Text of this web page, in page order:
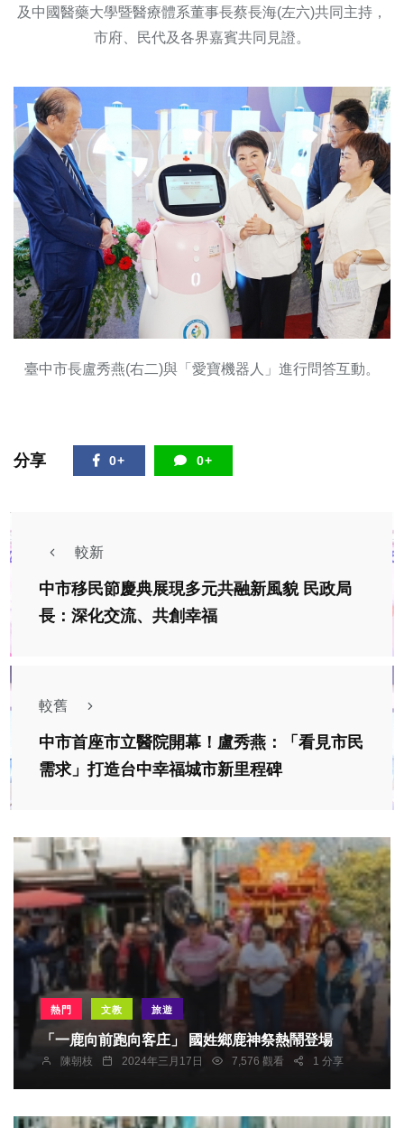
及中國醫藥大學暨醫療體系董事長蔡長海(左六)共同主持，
市府、民代及各界嘉賓共同見證。
臺中市長盧秀燕(右二)與「愛寶機器人」進行問答互動。
分享 0+ 0+
較新
中市移民節慶典展現多元共融新風貌 民政局
長：深化交流、共創幸福
較舊
中市首座市立醫院開幕！盧秀燕：「看見市民
需求」打造台中幸福城市新里程碑
熱門 文教 旅遊
「一鹿向前跑向客庄」 國姓鄉鹿神祭熱鬧登場
陳朝枝 2024年三月17日 7,576 觀看 1 分享